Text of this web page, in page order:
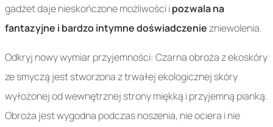
gadżet daje nieskończone możliwości ipozwala na
fantazyjne i bardzo intymne doświadczeniezniewolenia.
Odkryj nowy wymiar przyjemności: Czarna obroża z ekoskóry
ze smyczą jest stworzona z trwałej ekologicznej skóry
wyłożonej od wewnętrznej strony miękką i przyjemną pianką.
Obroża jest wygodna podczas noszenia, nie ociera i nie